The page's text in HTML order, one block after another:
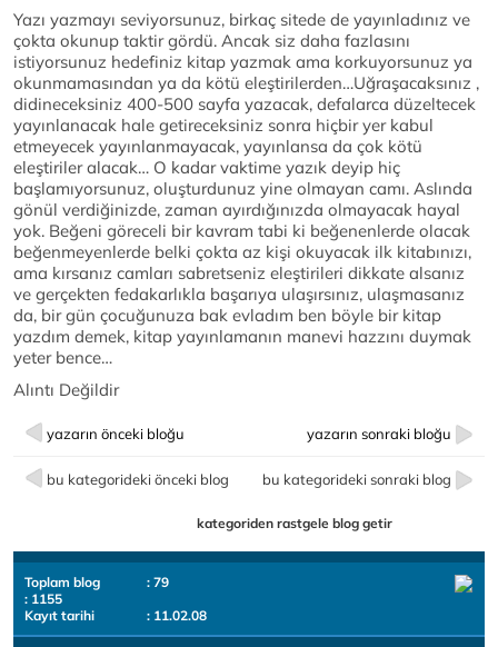
Yazı yazmayı seviyorsunuz, birkaç sitede de yayınladınız ve
çokta okunup taktir gördü. Ancak siz daha fazlasını
istiyorsunuz hedefiniz kitap yazmak ama korkuyorsunuz ya
okunmamasından ya da kötü eleştirilerden…Uğraşacaksınız ,
didineceksiniz 400-500 sayfa yazacak, defalarca düzeltecek
yayınlanacak hale getireceksiniz sonra hiçbir yer kabul
etmeyecek yayınlanmayacak, yayınlansa da çok kötü
eleştiriler alacak… O kadar vaktime yazık deyip hiç
başlamıyorsunuz, oluşturdunuz yine olmayan camı. Aslında
gönül verdiğinizde, zaman ayırdığınızda olmayacak hayal
yok. Beğeni göreceli bir kavram tabi ki beğenenlerde olacak
beğenmeyenlerde belki çokta az kişi okuyacak ilk kitabınızı,
ama kırsanız camları sabretseniz eleştirileri dikkate alsanız
ve gerçekten fedakarlıkla başarıya ulaşırsınız, ulaşmasanız
da, bir gün çocuğunuza bak evladım ben böyle bir kitap
yazdım demek, kitap yayınlamanın manevi hazzını duymak
yeter bence…
Alıntı Değildir
yazarın önceki bloğu yazarın sonraki bloğu
bu kategorideki önceki blog bu kategorideki sonraki blog
kategoriden rastgele blog getir
Toplam blog
: 79
: 1155
Kayıt tarihi
: 11.02.08